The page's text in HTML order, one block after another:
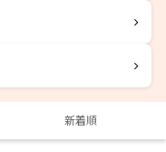
新着順